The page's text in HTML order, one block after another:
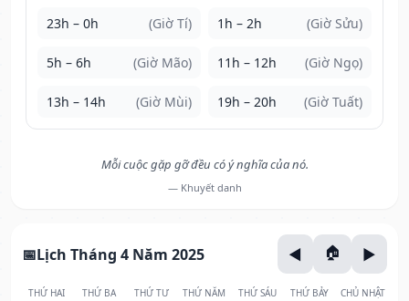
23h – 0h (Giờ Tí) 1h – 2h (Giờ Sửu)
5h – 6h (Giờ Mão) 11h – 12h (Giờ Ngọ)
13h – 14h (Giờ Mùi) 19h – 20h (Giờ Tuất)
Mỗi cuộc gặp gỡ đều có ý nghĩa của nó.
— Khuyết danh
Lịch Tháng 4 Năm 2025
THỨ HAI THỨ BA THỨ TƯ THỨ NĂM THỨ SÁU THỨ BẢY CHỦ NHẬT